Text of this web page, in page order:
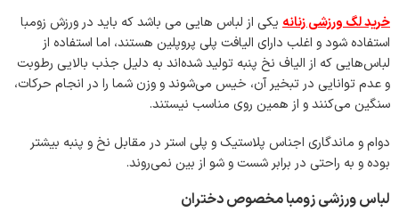
خرید لگ ورزشی زنانه یکی از لباس هایی می باشد که باید در ورزش زومبا
استفاده شود و اغلب دارای الیافت پلی پروپلین هستند، اما استفاده از
لباس‌هایی که از الیاف نخ پنبه تولید شده‌اند به دلیل جذب بالایی رطوبت
و عدم توانایی در تبخیر آن، خیس می‌شوند و وزن شما را در انجام حرکات،
سنگین می‌کنند و از همین روی مناسب نیستند.
دوام و ماندگاری اجناس پلاستیک و پلی استر در مقابل نخ و پنبه بیشتر
بوده و به راحتی در برابر شست و شو از بین نمی‌روند.
لباس ورزشی زومبا مخصوص دختران